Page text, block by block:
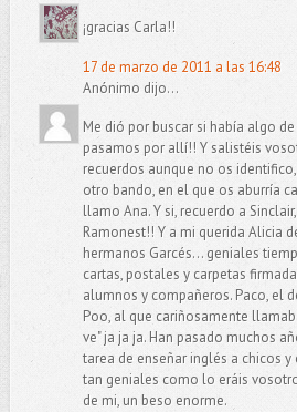
¡gracias Carla!!
17 de marzo de 2011 a las 16:48
Anónimo dijo...
Me dió por buscar si había algo
pasamos por allí!! Y salistéis
recuerdos aunque no os
otro bando, en el que os aburría
llamo Ana. Y si, recuerdo a
Ramonest!! Y a mi querida Alicia
hermanos Garcés... geniales
cartas, postales y carpetas
alumnos y compañeros. Paco, el
Poo, al que cariñosamente
ve" ja ja ja. Han pasado muchos
tarea de enseñar inglés a chicos
tan geniales como lo eráis
de mi, un beso enorme.